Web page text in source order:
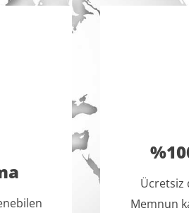
Ücretsiz
Memnun